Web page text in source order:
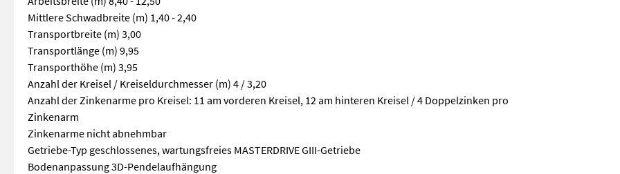
Mittlere Schwadbreite (m) 1,40 - 2,40
Transportbreite (m) 3,00
Transportlänge (m) 9,95
Transporthöhe (m) 3,95
Anzahl der Kreisel / Kreiseldurchmesser (m) 4 / 3,20
Anzahl der Zinkenarme pro Kreisel: 11 am vorderen Kreisel, 12 am hinteren Kreisel / 4 Doppelzinken pro
Zinkenarm
Zinkenarme nicht abnehmbar
Getriebe-Typ geschlossenes, wartungsfreies MASTERDRIVE GIII-Getriebe
Bodenanpassung 3D-Pendelaufhängung